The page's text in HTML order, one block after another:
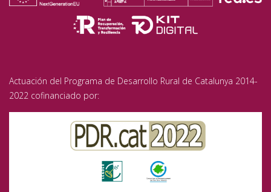
Actuación del Programa de Desarrollo Rural de Catalunya 2014-
2022 cofinanciado por: